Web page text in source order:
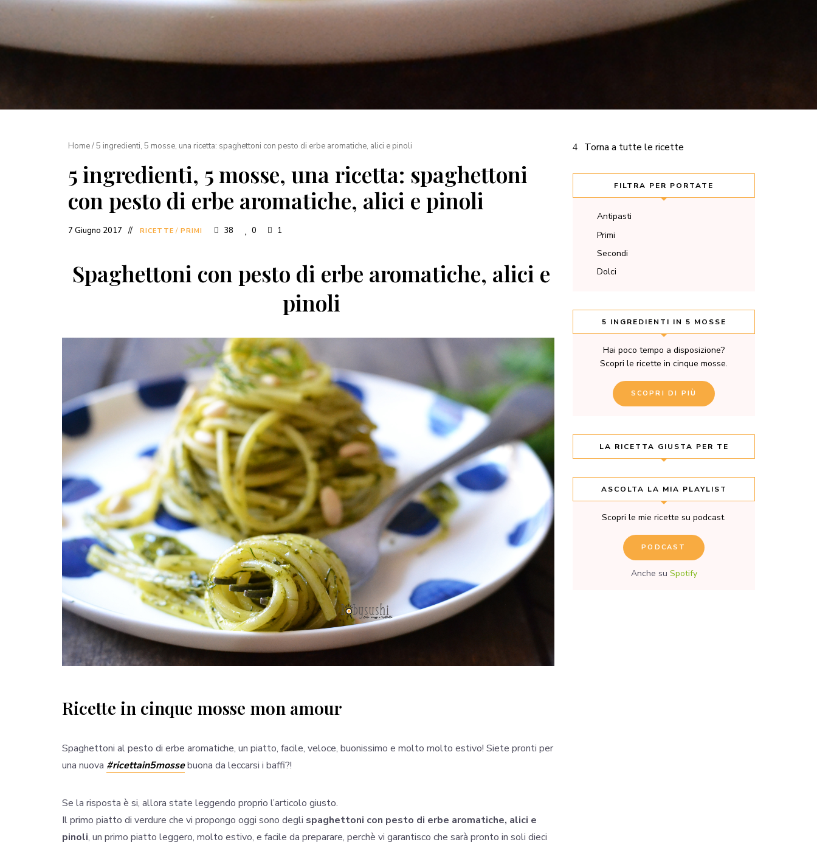
Home/5 ingredienti, 5 mosse, una ricetta: spaghettoni con pesto di erbe aromatiche, alici e pinoli
5 ingredienti, 5 mosse, una ricetta: spaghettoni
con pesto di erbe aromatiche, alici e pinoli
7 Giugno 2017 RICETTE / PRIMI 38 0 1
Spaghettoni con pesto di erbe aromatiche, alici e
pinoli
Ricette in cinque mosse mon amour
Spaghettoni al pesto di erbe aromatiche, un piatto, facile, veloce, buonissimo e molto molto estivo! Siete pronti per
una nuova #ricettain5mossebuona da leccarsi i baffi?!
Se la risposta è si, allora state leggendo proprio l’articolo giusto.
Il primo piatto di verdure che vi propongo oggi sono degli spaghettoni con pesto di erbe aromatiche, alici e
pinoli, un primo piatto leggero, molto estivo, e facile da preparare, perchè vi garantisco che sarà pronto in soli dieci
Torna a tutte le ricette
FILTRA PER PORTATE
Antipasti
Primi
Secondi
Dolci
5 INGREDIENTI IN 5 MOSSE
Hai poco tempo a disposizione?
Scopri le ricette in cinque mosse.
SCOPRI DI PIÙ
LA RICETTA GIUSTA PER TE
ASCOLTA LA MIA PLAYLIST
Scopri le mie ricette su podcast.
PODCAST
Anche su Spotify